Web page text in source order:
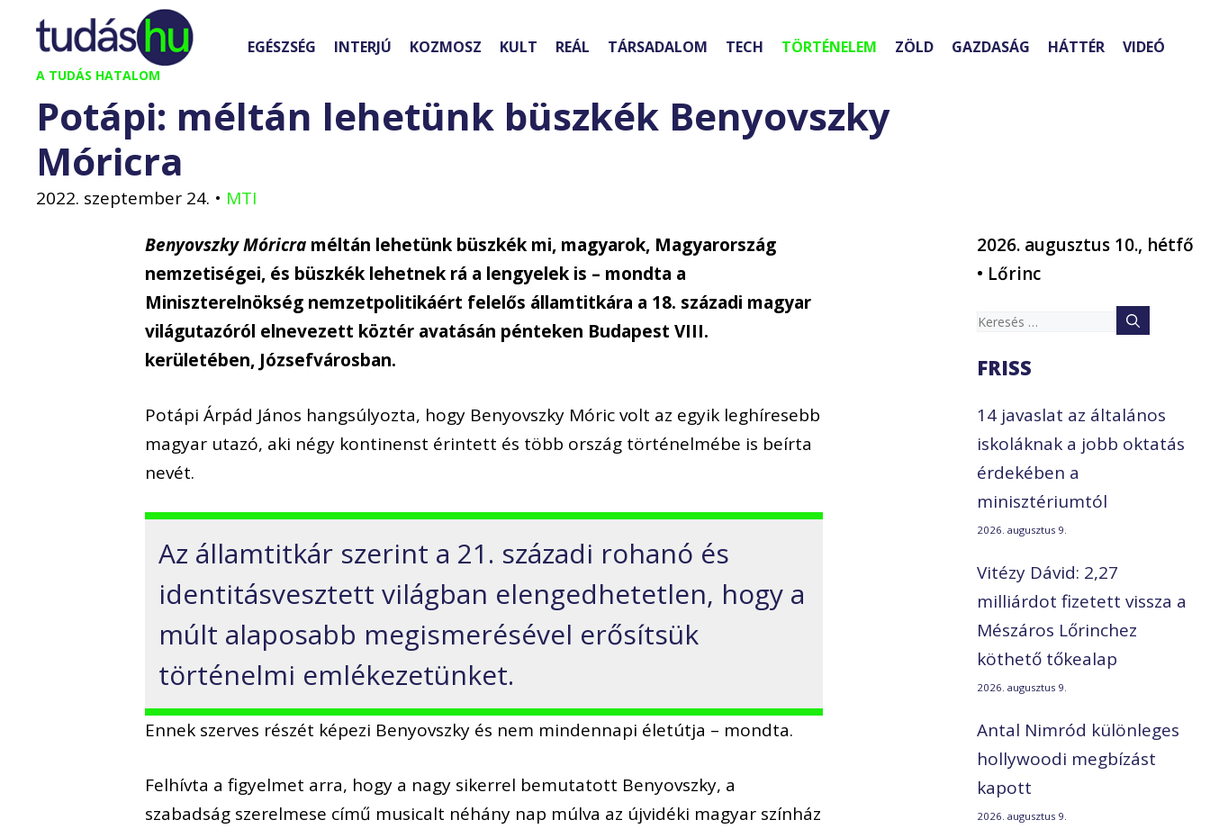
Kilépés
tartalomba
A TUDÁS HATALOM
EGÉSZSÉG INTERJÚ KOZMOSZ KULT REÁL TÁRSADALOM TECH TÖRTÉNELEM ZÖLD GAZDASÁG HÁTTÉR VIDEÓ
Potápi: méltán lehetünk büszkék Benyovszky
Móricra
2022. szeptember 24. • MTI
Benyovszky Móricra méltán lehetünk büszkék mi, magyarok, Magyarország
nemzetiségei, és büszkék lehetnek rá a lengyelek is – mondta a
Miniszterelnökség nemzetpolitikáért felelős államtitkára a 18. századi magyar
világutazóról elnevezett köztér avatásán pénteken Budapest VIII.
kerületében, Józsefvárosban.
Potápi Árpád János hangsúlyozta, hogy Benyovszky Móric volt az egyik leghíresebb
magyar utazó, aki négy kontinenst érintett és több ország történelmébe is beírta
nevét.
Az államtitkár szerint a 21. századi rohanó és
identitásvesztett világban elengedhetetlen, hogy a
múlt alaposabb megismerésével erősítsük
történelmi emlékezetünket.
Ennek szerves részét képezi Benyovszky és nem mindennapi életútja – mondta.
Felhívta a figyelmet arra, hogy a nagy sikerrel bemutatott Benyovszky, a
szabadság szerelmese című musicalt néhány nap múlva az újvidéki magyar színház
2026. augusztus 10., hétfő
• Lőrinc
Keresés:
FRISS
14 javaslat az általános
iskoláknak a jobb oktatás
érdekében a
minisztériumtól
2026. augusztus 9.
Vitézy Dávid: 2,27
milliárdot fizetett vissza a
Mészáros Lőrinchez
köthető tőkealap
2026. augusztus 9.
Antal Nimród különleges
hollywoodi megbízást
kapott
2026. augusztus 9.